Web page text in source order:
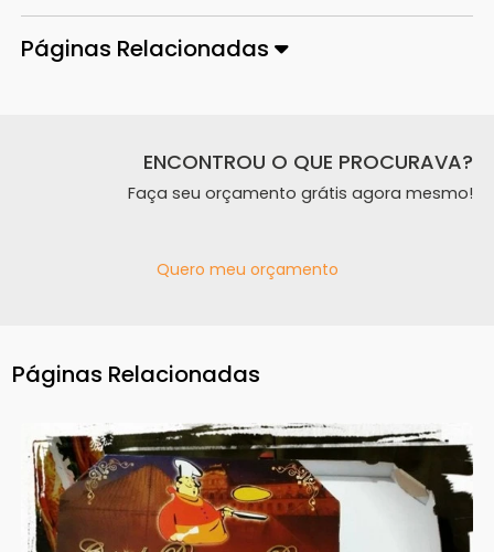
Páginas Relacionadas
ENCONTROU O QUE PROCURAVA?
Faça seu orçamento grátis agora mesmo!
Quero meu orçamento
Páginas Relacionadas